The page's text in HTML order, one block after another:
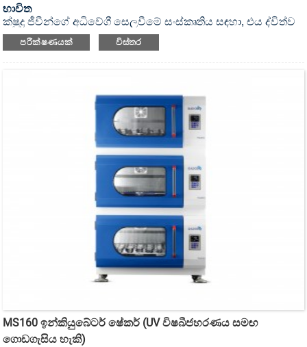
භාවිත
ක්ෂුද්‍ර ජීවීන්ගේ අධිවේගී සෙලවීමේ සංස්කෘතිය සඳහා, එය ද්විත්ව
මෝටරයක් ​​සහ ද්විත්ව සෙලවීමේ තැටියක් සහිත UV
විෂබීජහරණය කළ හැකි ඉන්කියුබේටර් ෂේකර් එකකි.
පරීක්ෂණයක් විස්තර
MS160 ඉන්කියුබේටර් ෂේකර් (UV විෂබීජහරණය සමඟ
ගොඩගැසිය හැකි)